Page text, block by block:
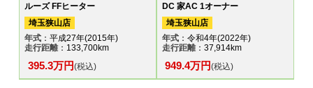
ルーズ FFヒーター
埼玉狭山店
年式 ：平成27年(2015年)
走行距離：133,700km
395.3万円(税込)
DC 家AC 1オーナー
埼玉狭山店
年式：令和4年(2022年)
走行距離：37,914km
949.4万円(税込)